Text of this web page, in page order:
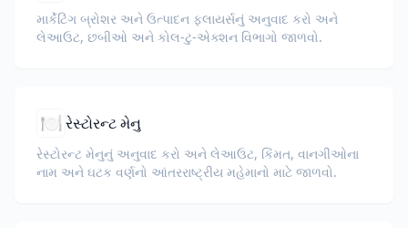
માર્કેટિંગ બ્રોશર અને ઉત્પાદન ફ્લાયર્સનું અનુવાદ કરો અને
લેઆઉટ, છબીઓ અને કોલ-ટુ-એક્શન વિભાગો જાળવો.
🍽️ રેસ્ટોરન્ટ મેનુ
રેસ્ટોરન્ટ મેનુનું અનુવાદ કરો અને લેઆઉટ, કિંમત, વાનગીઓના
નામ અને ઘટક વર્ણનો આંતરરાષ્ટ્રીય મહેમાનો માટે જાળવો.